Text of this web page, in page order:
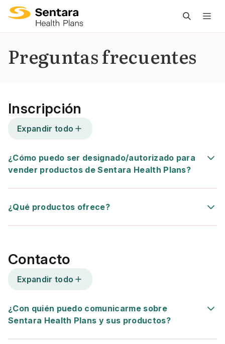
Preguntas frecuentes
Inscripción
Expandir todo
¿Cómo puedo ser designado/autorizado para
vender productos de Sentara Health Plans?
¿Qué productos ofrece?
Contacto
Expandir todo
¿Con quién puedo comunicarme sobre
Sentara Health Plans y sus productos?